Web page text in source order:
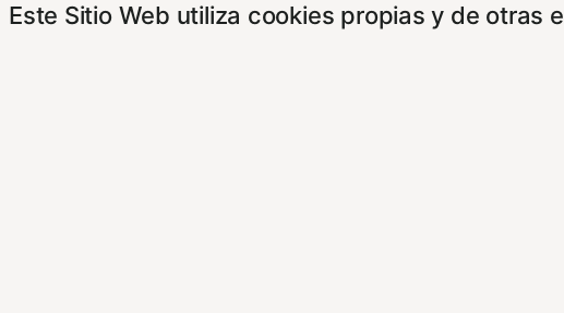
Este Sitio Web utiliza cookies propias y de